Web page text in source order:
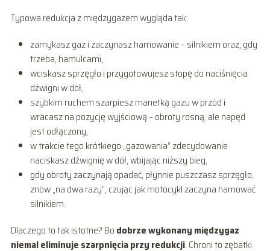
Typowa redukcja z międzygazem wygląda tak:
zamykasz gaz i zaczynasz hamowanie – silnikiem oraz, gdy
trzeba, hamulcami,
wciskasz sprzęgło i przygotowujesz stopę do naciśnięcia
dźwigni w dół,
szybkim ruchem szarpiesz manetką gazu w przód i
wracasz na pozycję wyjściową – obroty rosną, ale napęd
jest odłączony,
w trakcie tego krótkiego „gazowania” zdecydowanie
naciskasz dźwignię w dół, wbijając niższy bieg,
gdy obroty zaczynają opadać, płynnie puszczasz sprzęgło,
znów „na dwa razy”, czując jak motocykl zaczyna hamować
silnikiem.
Dlaczego to tak istotne? Bo dobrze wykonany międzygaz
niemal eliminuje szarpnięcia przy redukcji. Chroni to zębatki